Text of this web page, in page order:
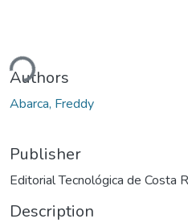
Authors
Abarca, Freddy
Publisher
Editorial Tecnológica de Costa
Description